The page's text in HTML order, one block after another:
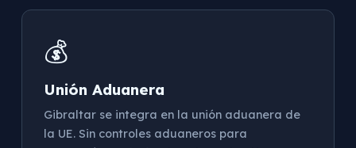
💰
Unión Aduanera
Gibraltar se integra en la unión aduanera de
la UE. Sin controles aduaneros para